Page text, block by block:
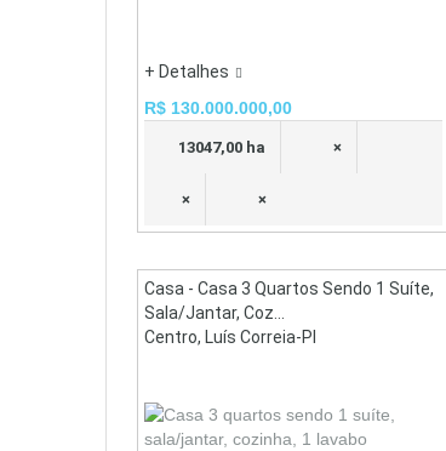
+ Detalhes
R$ 130.000.000,00
13047,00 ha ×
× ×
Casa - Casa 3 Quartos Sendo 1 Suíte,
Sala/jantar, Coz...
Centro, Luís Correia-PI